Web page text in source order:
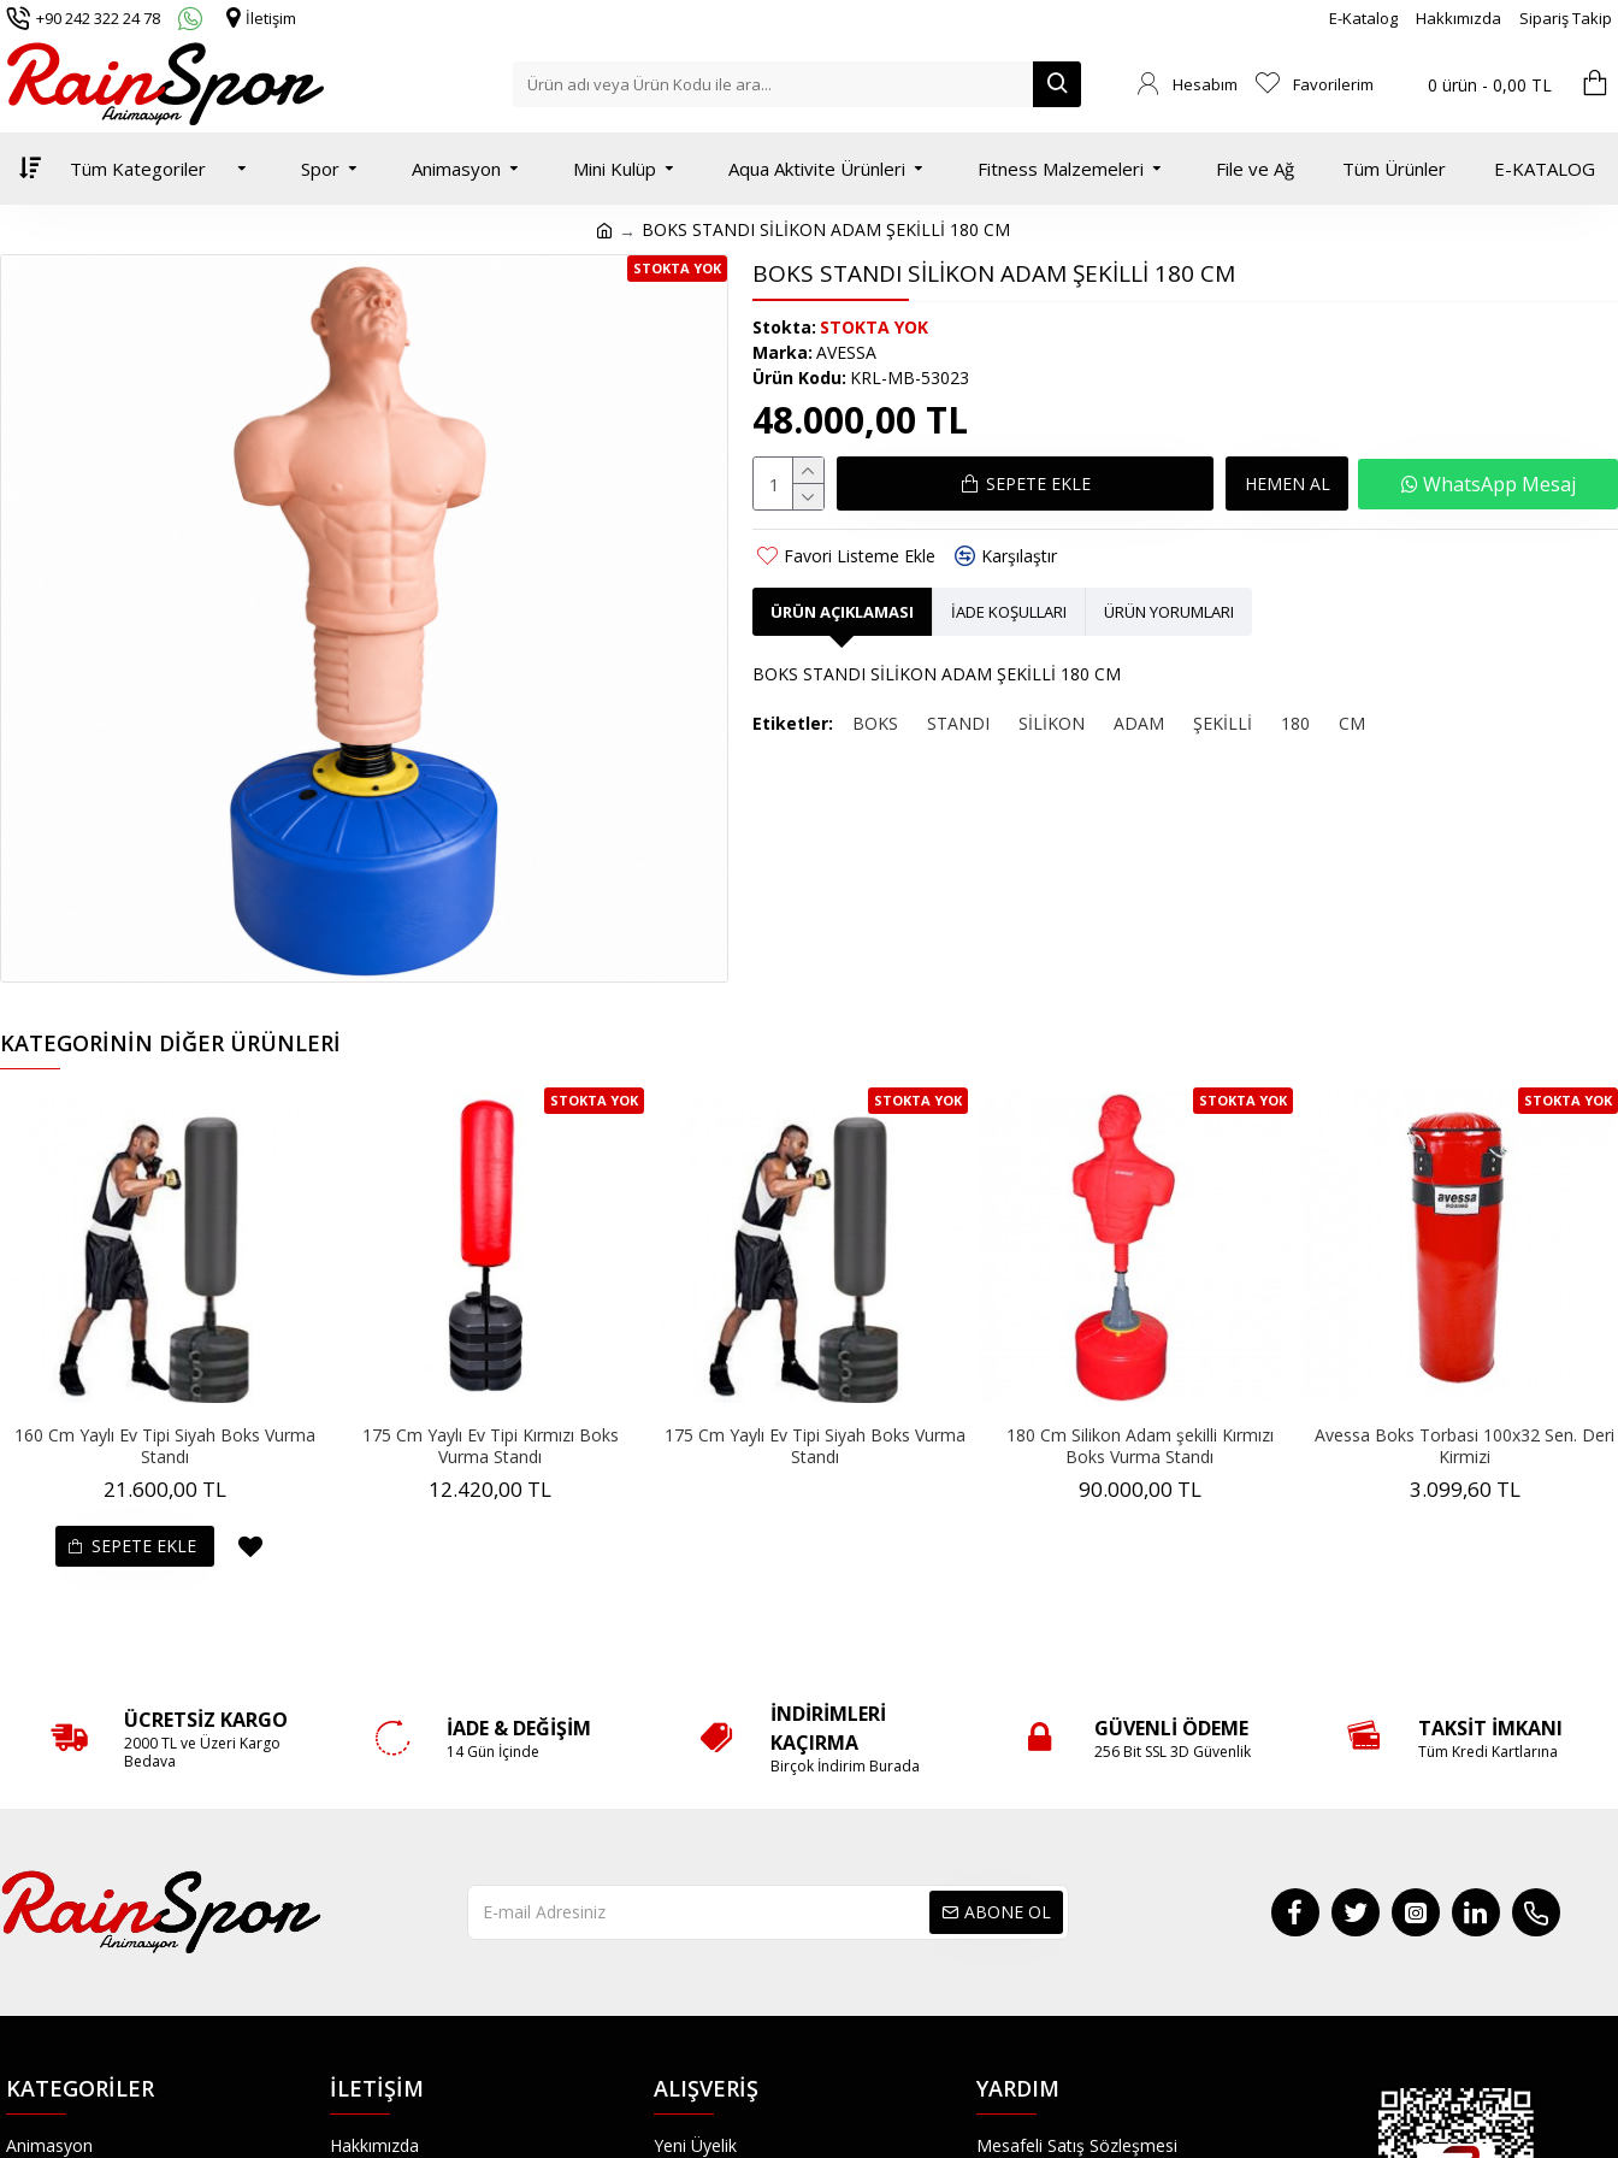
+90 242 322 24 78 İletişim E-Katalog Hakkımızda Sipariş Takip
Hesabım Favorilerim 0 ürün - 0,00 TL
Tüm Kategoriler Spor Animasyon Mini Kulüp Aqua Aktivite Ürünleri Fitness Malzemeleri File ve Ağ Tüm Ürünler E-KATALOG
BOKS STANDI SİLİKON ADAM ŞEKİLLİ 180 CM
STOKTA YOK BOKS STANDI SİLİKON ADAM ŞEKİLLİ 180 CM
48.000,00 TL
Stokta: STOKTA YOK
Marka: AVESSA
Ürün Kodu: KRL-MB-53023
SEPETE EKLE HEMEN AL WhatsApp Mesaj
Favori Listeme Ekle Karşılaştır
ÜRÜN AÇIKLAMASI İADE KOŞULLARI ÜRÜN YORUMLARI
BOKS STANDI SİLİKON ADAM ŞEKİLLİ 180 CM
Etiketler: BOKS STANDI SİLİKON ADAM ŞEKİLLİ 180 CM
KATEGORININ DIĞER ÜRÜNLERI
160 Cm Yaylı Ev Tipi Siyah Boks Vurma
Standı
21.600,00 TL
SEPETE EKLE
STOKTA YOK
175 Cm Yaylı Ev Tipi Kırmızı Boks
Vurma Standı
12.420,00 TL
STOKTA YOK
175 Cm Yaylı Ev Tipi Siyah Boks Vurma
Standı
STOKTA YOK
180 Cm Silikon Adam şekilli Kırmızı
Boks Vurma Standı
90.000,00 TL
STOKTA YOK
Avessa Boks Torbasi 100x32 Sen. Deri
Kirmizi
3.099,60 TL
ÜCRETSIZ KARGO
2000 TL ve Üzeri Kargo
Bedava
İADE & DEĞIŞIM
14 Gün İçinde
İNDIRIMLERI
KAÇIRMA
Birçok İndirim Burada
GÜVENLI ÖDEME
256 Bit SSL 3D Güvenlik
TAKSIT İMKANI
Tüm Kredi Kartlarına
ABONE OL
KATEGORILER
Animasyon
İLETIŞIM
Hakkımızda
ALIŞVERIŞ
Yeni Üyelik
YARDIM
Mesafeli Satış Sözleşmesi